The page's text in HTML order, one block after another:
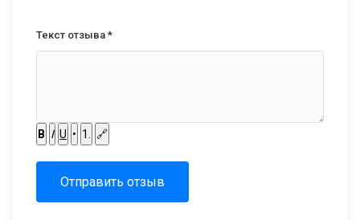
Текст отзыва *
B I U • 1. 🔗
Отправить отзыв